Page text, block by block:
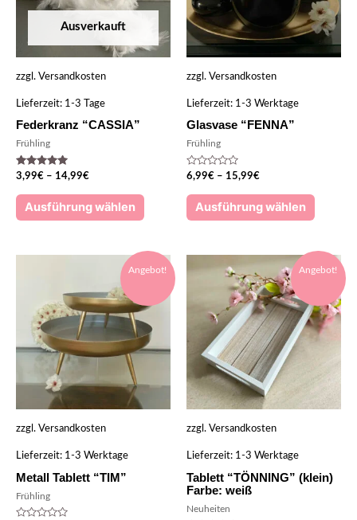
Ausverkauft
zzgl. Versandkosten
Lieferzeit: 1-3 Tage
Federkranz “CASSIA”
Frühling
Bewertet
mit
5.00
von 5
3,99€ – 14,99€
Ausführung wählen
zzgl. Versandkosten
Lieferzeit: 1-3 Werktage
Glasvase “FENNA”
Frühling
Bewertet
mit
0
von
6,99€ – 15,99€
Ausführung wählen
Angebot!
zzgl. Versandkosten
Lieferzeit: 1-3 Werktage
Metall Tablett “TIM”
Frühling
Angebot!
zzgl. Versandkosten
Lieferzeit: 1-3 Werktage
Tablett “TÖNNING” (klein)
Farbe: weiß
Neuheiten